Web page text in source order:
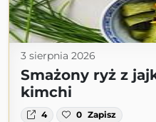
3 sierpnia 2026
Smażony ryż z
kimchi
4 0 Zapisz